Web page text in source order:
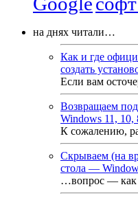
на днях читали…
Как и где
создать
Если вам
Возвращаем
Windows 11, 10,
К сожалению,
Скрываем (на
стола —
…вопрос — как